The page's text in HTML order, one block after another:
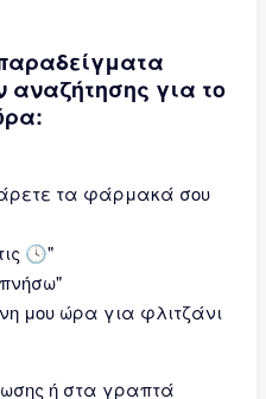
για το
τα φάρμακά σου
🕓"
μου ώρα για φλιτζάνι
ή στα γραπτά